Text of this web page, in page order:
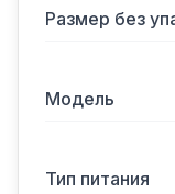
Размер без
Модель
Тип питания